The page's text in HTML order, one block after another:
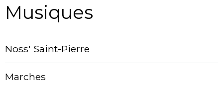
Musiques
Noss' Saint-Pierre
Marches